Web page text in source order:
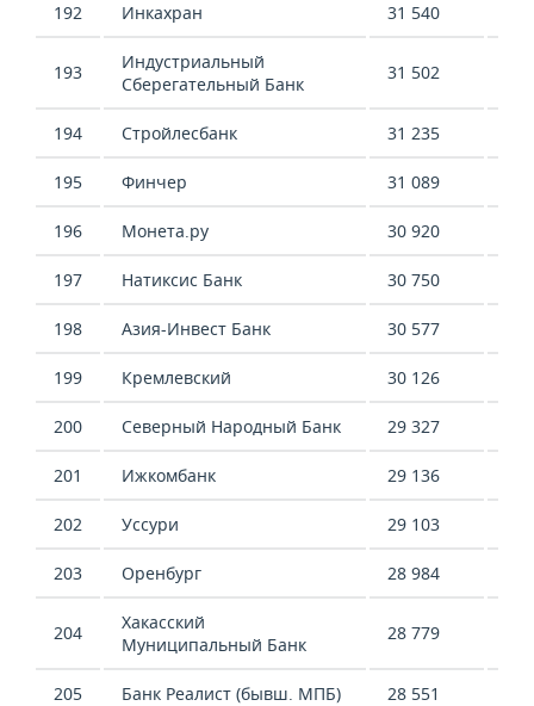
192 Инкахран 31 540
193
Индустриальный
Сберегательный Банк
31 502
194 Стройлесбанк 31 235
195 Финчер 31 089
196 Монета.ру 30 920
197 Натиксис Банк 30 750
198 Азия-Инвест Банк 30 577
199 Кремлевский 30 126
200 Северный Народный Банк 29 327
201 Ижкомбанк 29 136
202 Уссури 29 103
203 Оренбург 28 984
204
Хакасский
Муниципальный Банк
28 779
205 Банк Реалист (бывш. МПБ) 28 551